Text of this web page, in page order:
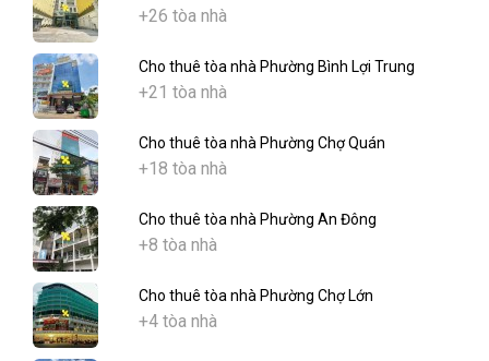
+26 tòa nhà
Cho thuê tòa nhà Phường Bình Lợi Trung
+21 tòa nhà
Cho thuê tòa nhà Phường Chợ Quán
+18 tòa nhà
Cho thuê tòa nhà Phường An Đông
+8 tòa nhà
Cho thuê tòa nhà Phường Chợ Lớn
+4 tòa nhà